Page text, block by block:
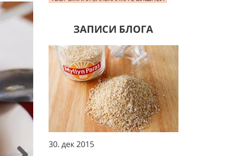
ЗАПИСИ БЛОГА
30. дек 2015